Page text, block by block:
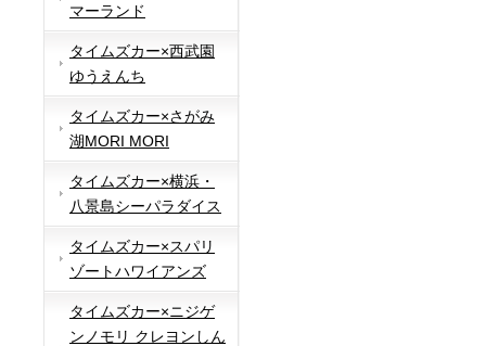
マーランド
タイムズカー×西武園
ゆうえんち
タイムズカー×さがみ
湖MORI MORI
タイムズカー×横浜・
八景島シーパラダイス
タイムズカー×スパリ
ゾートハワイアンズ
タイムズカー×ニジゲ
ンノモリ クレヨンしん